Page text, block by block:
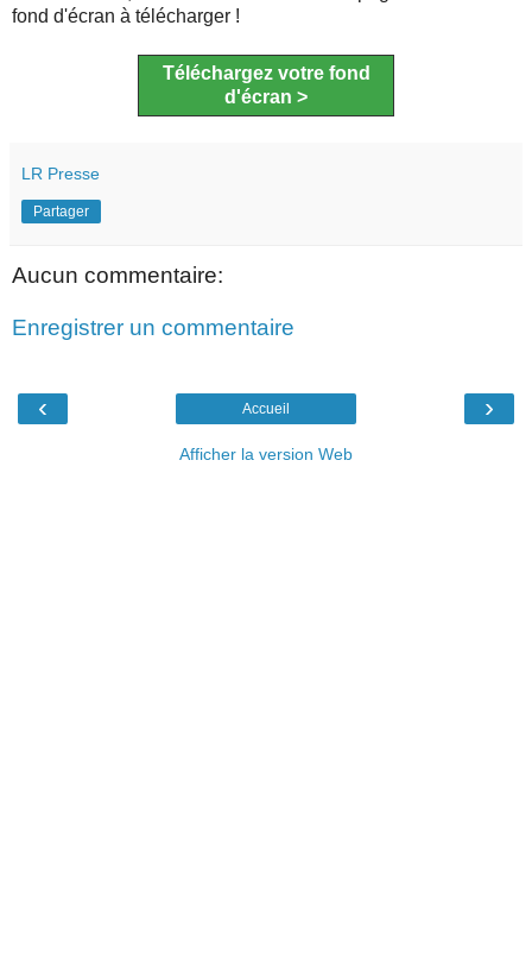
fond d'écran à télécharger !
Téléchargez votre fond
d'écran >
LR Presse
Partager
Aucun commentaire:
Enregistrer un commentaire
‹ ›
Accueil
Afficher la version Web